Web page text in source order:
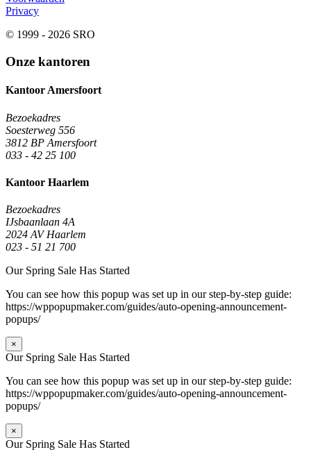
Privacy
© 1999 - 2026 SRO
Onze kantoren
Kantoor Amersfoort
Bezoekadres
Soesterweg 556
3812 BP Amersfoort
033 - 42 25 100
Kantoor Haarlem
Bezoekadres
IJsbaanlaan 4A
2024 AV Haarlem
023 - 51 21 700
Our Spring Sale Has Started
You can see how this popup was set up in our step-by-step guide:
https://wppopupmaker.com/guides/auto-opening-announcement-
popups/
×
Our Spring Sale Has Started
You can see how this popup was set up in our step-by-step guide:
https://wppopupmaker.com/guides/auto-opening-announcement-
popups/
×
Our Spring Sale Has Started